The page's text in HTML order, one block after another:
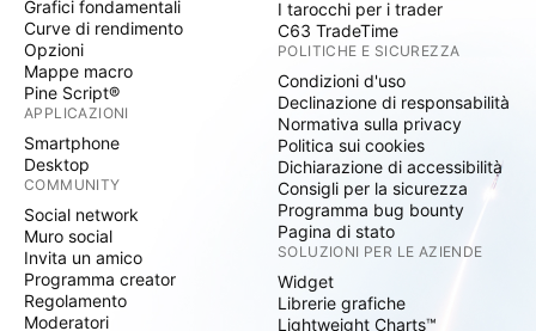
Grafici fondamentali
Curve di rendimento
Opzioni
Mappe macro
Pine Script®
APPLICAZIONI
Smartphone
Desktop
COMMUNITY
Social network
Muro social
Invita un amico
Programma creator
Regolamento
Moderatori
I tarocchi per i trader
C63 TradeTime
POLITICHE E SICUREZZA
Condizioni d'uso
Declinazione di responsabilità
Normativa sulla privacy
Politica sui cookies
Dichiarazione di accessibilità
Consigli per la sicurezza
Programma bug bounty
Pagina di stato
SOLUZIONI PER LE AZIENDE
Widget
Librerie grafiche
Lightweight Charts™